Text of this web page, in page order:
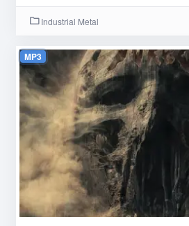
Industrial Metal
MP3